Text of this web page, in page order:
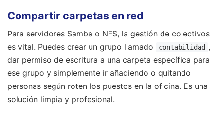
Compartir carpetas en red
Para servidores Samba o NFS, la gestión de colectivos
es vital. Puedes crear un grupo llamado
contabilidad ,
dar permiso de escritura a una carpeta específica para
ese grupo y simplemente ir añadiendo o quitando
personas según roten los puestos en la oficina. Es una
solución limpia y profesional.